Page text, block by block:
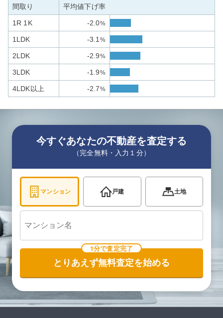
間取り 平均値下げ率
1R 1K -2.0%
1LDK -3.1 %
2LDK -2.9%
3LDK -1.9%
4LDK以上 -2.7%
今すぐあなたの不動産を査定する
（完全無料・入力１分）
マンション 戸建 土地
1分で査定完了
とりあえず無料査定を始める